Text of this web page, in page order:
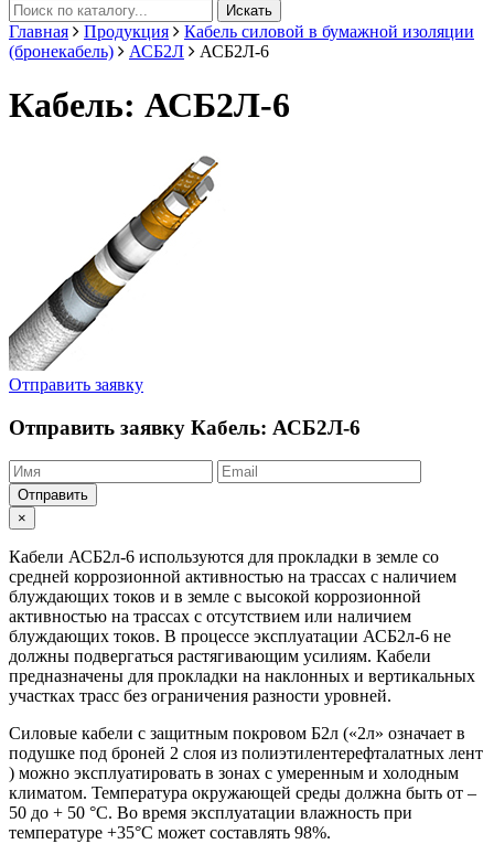
Искать
Главная Продукция
Кабель силовой в бумажной изоляции
(бронекабель)
АСБ2Л АСБ2Л-6
Кабель: АСБ2Л-6
Отправить заявку
Отправить заявку Кабель: АСБ2Л-6
Отправить
×
Кабели АСБ2л-6 используются для прокладки в земле со
средней коррозионной активностью на трассах с наличием
блуждающих токов и в земле с высокой коррозионной
активностью на трассах с отсутствием или наличием
блуждающих токов. В процессе эксплуатации АСБ2л-6 не
должны подвергаться растягивающим усилиям. Кабели
предназначены для прокладки на наклонных и вертикальных
участках трасс без ограничения разности уровней.
Силовые кабели с защитным покровом Б2л («2л» означает в
подушке под броней 2 слоя из полиэтилентерефталатных лент
) можно эксплуатировать в зонах с умеренным и холодным
климатом. Температура окружающей среды должна быть от –
50 до + 50 °С. Во время эксплуатации влажность при
температуре +35°С может составлять 98%.